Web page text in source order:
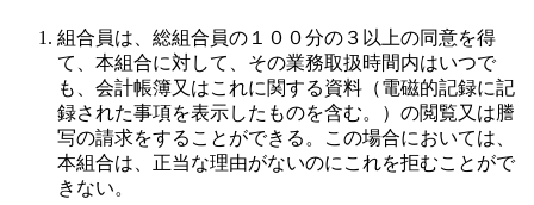
組合員は、総組合員の１００分の３以上の同意を得
て、本組合に対して、その業務取扱時間内はいつで
も、会計帳簿又はこれに関する資料（電磁的記録に記
録された事項を表示したものを含む。）の閲覧又は謄
写の請求をすることができる。この場合においては、
本組合は、正当な理由がないのにこれを拒むことがで
きない。